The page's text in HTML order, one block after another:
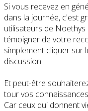
Si vous recevez en
dans la journée, c'est
utilisateurs de
témoigner de votre
simplement cliquer sur
discussion.
Et peut-être
tour vos
Car ceux qui donnent